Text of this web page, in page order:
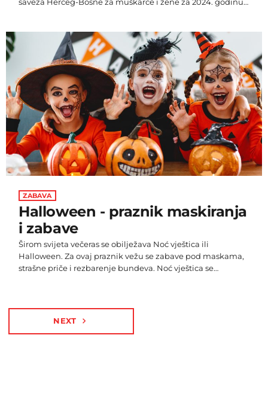
sustavu u 9 kola, s tempom igre 30 minuta po igraču uz
primjenu pravila FIDE. Pobjednik 12. pojedinačnog
Međunarodnog otvorenog prvenstva Šahovskog saveza
Herceg-Bosne je član ŠK Vitez, IM Dejan […]
ZABAVA
Halloween - praznik maskiranja
i zabave
Širom svijeta večeras se obilježava Noć vještica ili
Halloween. Za ovaj praznik vežu se zabave pod maskama,
strašne priče i rezbarenje bundeva. Noć vještica se
žetva uspjela, a danas se slavi, većinom kao zabavni
NEXT navigate_next